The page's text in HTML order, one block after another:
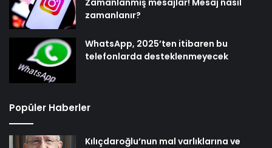
Zamanlanmış mesajlar! Mesaj nasıl
zamanlanır?
WhatsApp, 2025’ten itibaren bu
telefonlarda desteklenmeyecek
Popüler Haberler
Kılıçdaroğlu’nun mal varlıklarına ve